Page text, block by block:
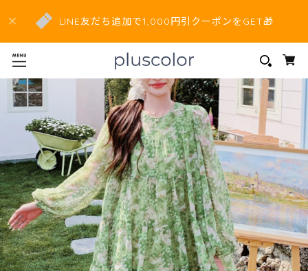
LINE友だち追加で1,000円引クーポンをGET🎁